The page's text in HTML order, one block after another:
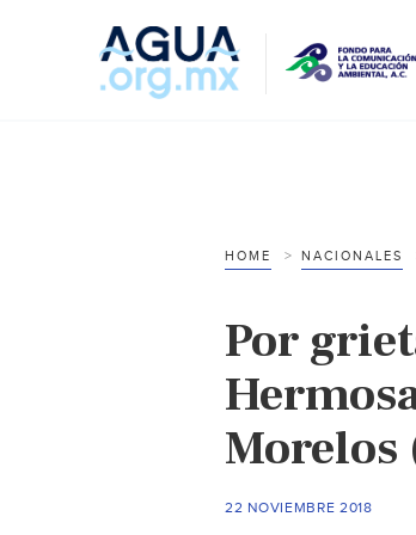
HOME NACIONALES
Por
Morelos
22 NOVIEMBRE 2018